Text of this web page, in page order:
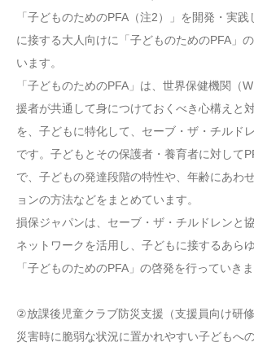
「子どものためのPFA（注2）」を開発・実
に接する大人向けに「子どものためのPFA」
います。
「子どものためのPFA」は、世界保健機関（
援者が共通して身につけておくべき心構えと
を、子どもに特化して、セーブ・ザ・チルド
です。子どもとその保護者・養育者に対して
で、子どもの発達段階の特性や、年齢にあわ
ョンの方法などをまとめています。
損保ジャパンは、セーブ・ザ・チルドレンと
ネットワークを活用し、子どもに接するあら
「子どものためのPFA」の啓発を行っていきま
②放課後児童クラブ防災支援（支援員向け研修
災害時に脆弱な状況に置かれやすい子どもへ